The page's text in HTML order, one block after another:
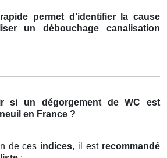
permet d’identifier la cause
un débouchage canalisation
si un dégorgement de WC est
en France ?
de ces indices, il est recommandé